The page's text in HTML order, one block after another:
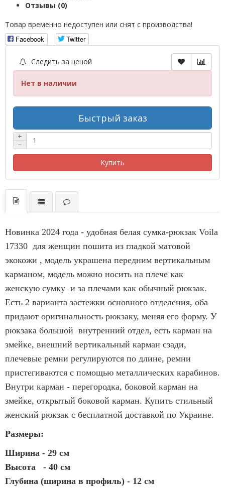
Отзывы (0)
Товар временно недоступен или снят с производства!
Facebook
Twitter
Следить за ценой
Нет в наличии
Быстрый заказ
+
−
Купить
Новинка 2024 года - удобная белая сумка-рюкзак Voila
17330 для женщин пошита из гладкой матовой
экокожи , модель украшена передним вертикальным
карманом, модель можно носить на плече как
женскую сумку и за плечами как обычный рюкзак.
Есть 2 варианта застежки основного отделения, оба
придают оригинальность рюкзаку, меняя его форму. У
рюкзака большой внутренний отдел, есть карман на
змейке, внешний вертикальный карман сзади,
плечевые ремни регулируются по длине, ремни
пристегиваются с помощью металлических карабинов.
Внутри карман - перегородка, боковой карман на
змейке, открытый боковой карман. Купить стильный
женский рюкзак с бесплатной доставкой по Украине.
Размеры:
Ширина - 29 см
Высота - 40 см
Глубина (ширина в профиль) - 12 см